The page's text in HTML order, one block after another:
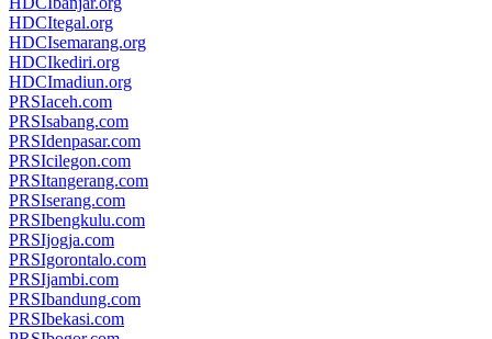
HDCItegal.org
HDCIsemarang.org
HDCIkediri.org
HDCImadiun.org
PRSIaceh.com
PRSIsabang.com
PRSIdenpasar.com
PRSIcilegon.com
PRSItangerang.com
PRSIserang.com
PRSIbengkulu.com
PRSIjogja.com
PRSIgorontalo.com
PRSIjambi.com
PRSIbandung.com
PRSIbekasi.com